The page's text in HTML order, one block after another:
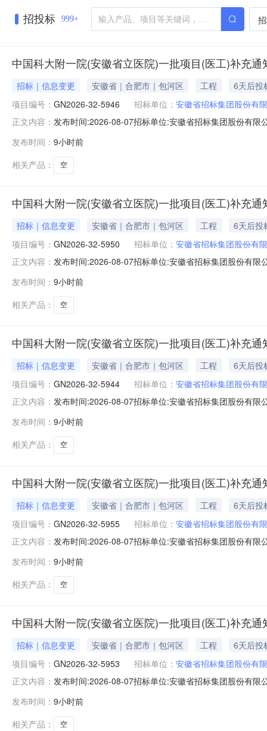
**、栾**
**、汪**
**、王**
*、袁*、
陈**、陶
*、龚*
招投标 999+
中国科大附一院(安徽省立医院)一批项目(医工)补充
招标｜信息变更 安徽省｜合肥市｜包河区 工程
6天后投
项目编号： GN2026-32-5946 招标单位： 安徽省招标集团股份有
正文内容： 发布时间:2026-08-07招标单位:安徽省招标集团股份有
7：20-7：40。（请参选人尽量在上述时间段内递交参选
发布时间： 9小时前
相关产品：
空
中国科大附一院(安徽省立医院)一批项目(医工)补充
招标｜信息变更 安徽省｜合肥市｜包河区 工程
6天后投
项目编号： GN2026-32-5950 招标单位： 安徽省招标集团股份有
正文内容： 发布时间:2026-08-07招标单位:安徽省招标集团股份有
7：20-7：40。（请参选人尽量在上述时间段内递交参选
发布时间： 9小时前
相关产品：
空
中国科大附一院(安徽省立医院)一批项目(医工)补充
招标｜信息变更 安徽省｜合肥市｜包河区 工程
6天后投
项目编号： GN2026-32-5944 招标单位： 安徽省招标集团股份有
正文内容： 发布时间:2026-08-07招标单位:安徽省招标集团股份有
7：20-7：40。（请参选人尽量在上述时间段内递交参选
发布时间： 9小时前
相关产品：
空
中国科大附一院(安徽省立医院)一批项目(医工)补充
招标｜信息变更 安徽省｜合肥市｜包河区 工程
6天后投
项目编号： GN2026-32-5955 招标单位： 安徽省招标集团股份有
正文内容： 发布时间:2026-08-07招标单位:安徽省招标集团股份有
7：20-7：40。（请参选人尽量在上述时间段内递交参选
发布时间： 9小时前
相关产品：
空
中国科大附一院(安徽省立医院)一批项目(医工)补充
招标｜信息变更 安徽省｜合肥市｜包河区 工程
6天后投
项目编号： GN2026-32-5953 招标单位： 安徽省招标集团股份有
正文内容： 发布时间:2026-08-07招标单位:安徽省招标集团股份有
7：20-7：40。（请参选人尽量在上述时间段内递交参选
发布时间： 9小时前
相关产品：
空